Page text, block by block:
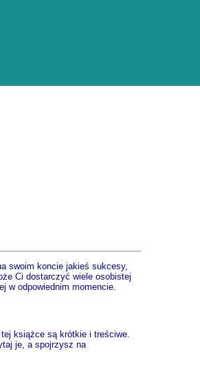
swoim koncie jakieś sukcesy,
Ci dostarczyć wiele osobistej
w odpowiednim momencie.
książce są krótkie i treściwe.
je, a spojrzysz na